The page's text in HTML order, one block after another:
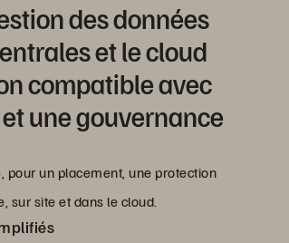
des données
et le cloud
compatible avec
une gouvernance
pour un placement, une protection
sur site et dans le cloud.